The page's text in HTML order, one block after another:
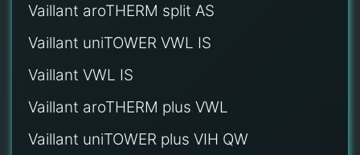
Vaillant aroTHERM split AS
Vaillant uniTOWER VWL IS
Vaillant VWL IS
Vaillant aroTHERM plus VWL
Vaillant uniTOWER plus VIH QW